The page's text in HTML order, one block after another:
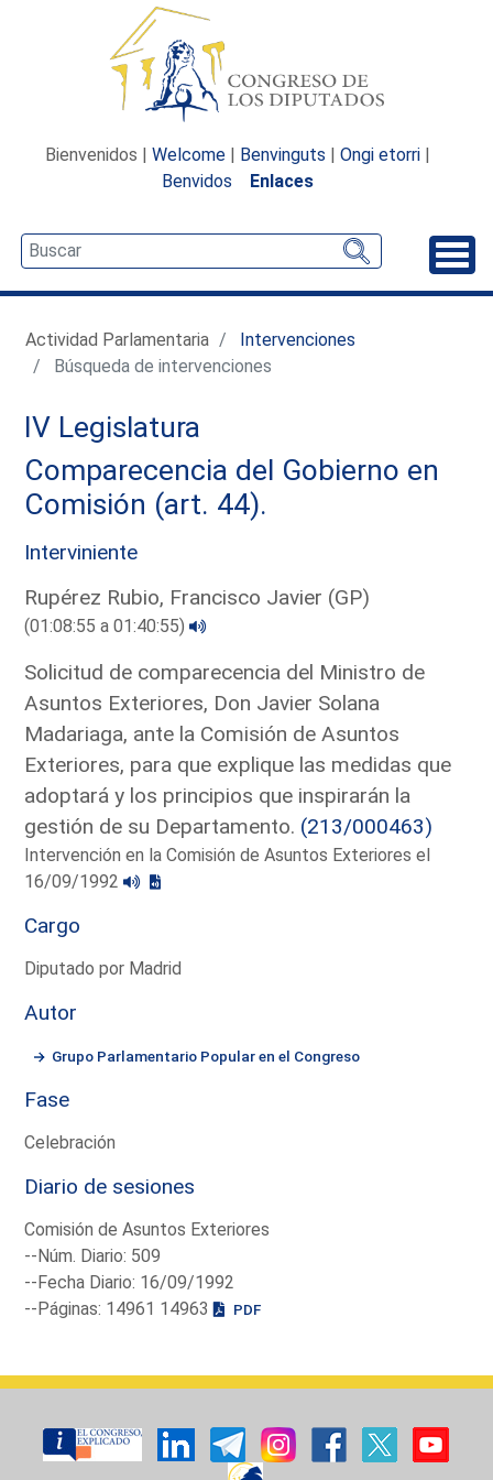
Bienvenidos | Welcome | Benvinguts | Ongi etorri |
Benvidos
Enlaces
Actividad Parlamentaria
Intervenciones
Búsqueda de intervenciones
IV Legislatura
Comparecencia del Gobierno en
Comisión (art. 44).
Interviniente
Rupérez Rubio, Francisco Javier (GP)
(01:08:55 a 01:40:55)
Solicitud de comparecencia del Ministro de
Asuntos Exteriores, Don Javier Solana
Madariaga, ante la Comisión de Asuntos
Exteriores, para que explique las medidas que
adoptará y los principios que inspirarán la
gestión de su Departamento. (213/000463)
Intervención en la Comisión de Asuntos Exteriores el
16/09/1992
Cargo
Diputado por Madrid
Autor
Grupo Parlamentario Popular en el Congreso
Fase
Celebración
Diario de sesiones
Comisión de Asuntos Exteriores
--Núm. Diario: 509
--Fecha Diario: 16/09/1992
--Páginas: 14961 14963
PDF